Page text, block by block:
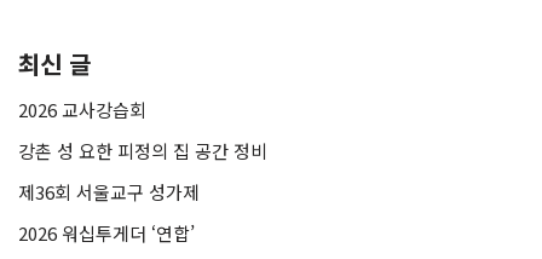
최신 글
2026 교사강습회
강촌 성 요한 피정의 집 공간 정비
제36회 서울교구 성가제
2026 워십투게더 ‘연합’